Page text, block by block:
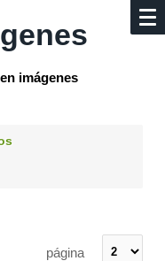
imágenes
página